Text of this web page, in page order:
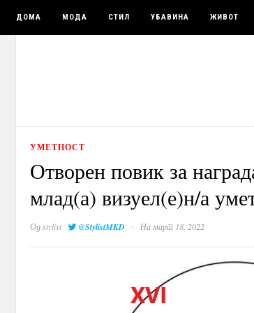
ДОМА МОДА СТИЛ УБАВИНА ЖИВОТ
УМЕТНОСТ
Отворен повик за
млад(а) визуел(е)н/а
Одstylist @StylistMKD · На март 18, 2022